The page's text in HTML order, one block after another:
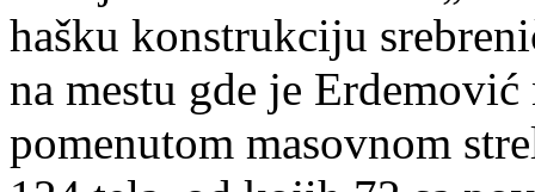
hašku konstrukciju
na mestu gde je
pomenutom masovnom